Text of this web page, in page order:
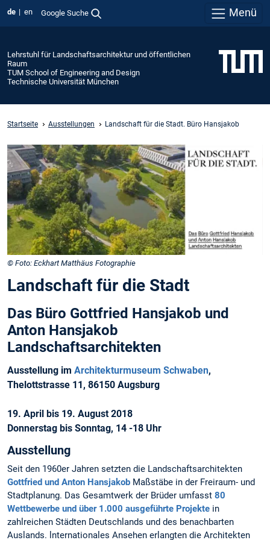
de en Google Suche Menü
Lehrstuhl für Landschaftsarchitektur und öffentlichen
Raum
TUM School of Engineering and Design
Technische Universität München
Startseite Ausstellungen Landschaft für die Stadt. Büro Hansjakob
© Foto: Eckhart Matthäus Fotographie
Landschaft für die Stadt
Das Büro Gottfried Hansjakob und
Anton Hansjakob
Landschaftsarchitekten
Ausstellung im Architekturmuseum Schwaben,
Thelottstrasse 11, 86150 Augsburg
19. April bis 19. August 2018
Donnerstag bis Sonntag, 14 -18 Uhr
Ausstellung
Seit den 1960er Jahren setzten die Landschaftsarchitekten
Gottfried und Anton Hansjakob Maßstäbe in der Freiraum- und
Stadtplanung. Das Gesamtwerk der Brüder umfasst 80
Wettbewerbe und über 1.000 ausgeführte Projekte in
zahlreichen Städten Deutschlands und des benachbarten
Auslands. lnternationales Ansehen erlangten die Architekten